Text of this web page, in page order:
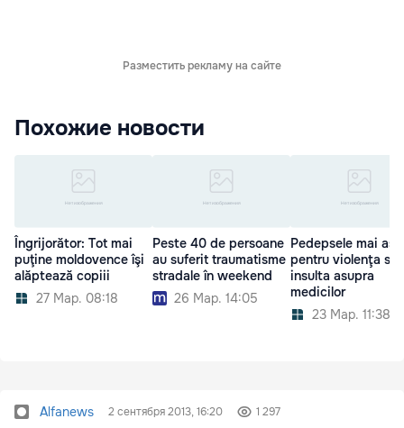
Разместить рекламу на сайте
Похожие новости
Îngrijorător: Tot mai
puţine moldovence îşi
alăptează copiii
27 Мар. 08:18
Peste 40 de persoane
au suferit traumatisme
stradale în weekend
26 Мар. 14:05
Pedepsele mai
pentru violenţa sau
insulta asupra
medicilor
23 Мар. 11:38
Alfanews 2 сентября 2013, 16:20 1 297